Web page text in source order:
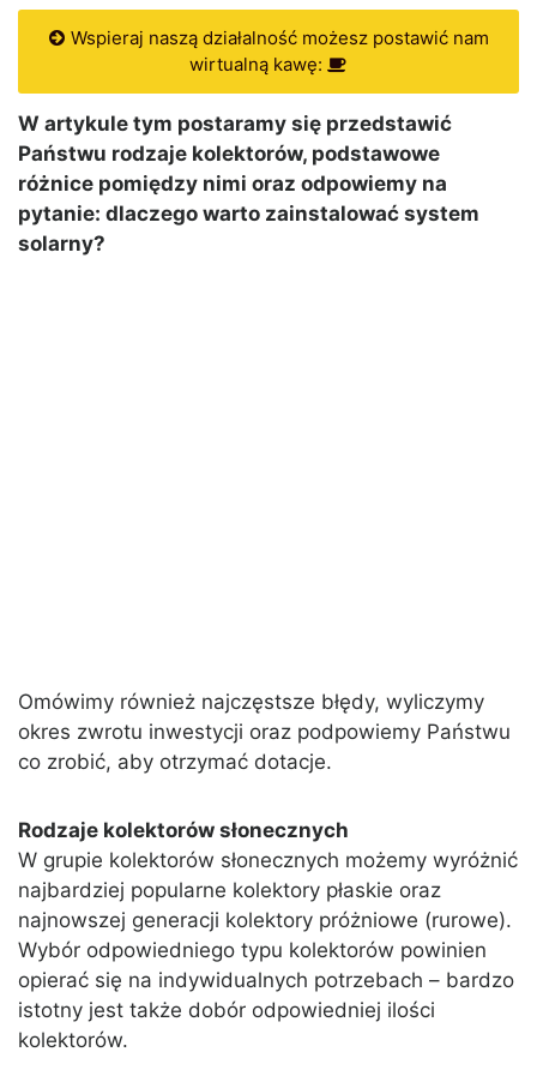
Wspieraj naszą działalność możesz postawić nam
wirtualną kawę:
W artykule tym postaramy się przedstawić
Państwu rodzaje kolektorów, podstawowe
różnice pomiędzy nimi oraz odpowiemy na
pytanie: dlaczego warto zainstalować system
solarny?
Omówimy również najczęstsze błędy, wyliczymy
okres zwrotu inwestycji oraz podpowiemy Państwu
co zrobić, aby otrzymać dotacje.
Rodzaje kolektorów słonecznych
W grupie kolektorów słonecznych możemy wyróżnić
najbardziej popularne kolektory płaskie oraz
najnowszej generacji kolektory próżniowe (rurowe).
Wybór odpowiedniego typu kolektorów powinien
opierać się na indywidualnych potrzebach – bardzo
istotny jest także dobór odpowiedniej ilości
kolektorów.